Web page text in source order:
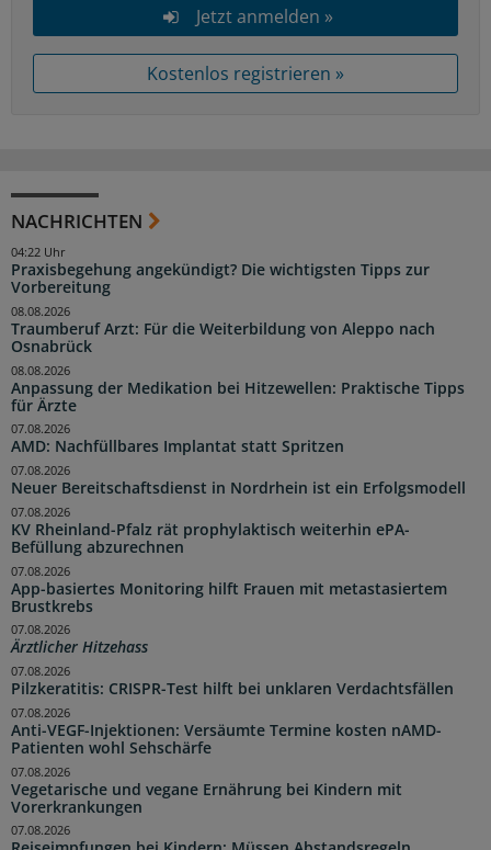
Jetzt anmelden »
Kostenlos registrieren »
NACHRICHTEN
Praxisbegehung angekündigt? Die wichtigsten Tipps zur
Vorbereitung
04:22 Uhr
Traumberuf Arzt: Für die Weiterbildung von Aleppo nach
Osnabrück
08.08.2026
Anpassung der Medikation bei Hitzewellen: Praktische Tipps
für Ärzte
08.08.2026
AMD: Nachfüllbares Implantat statt Spritzen
07.08.2026
Neuer Bereitschaftsdienst in Nordrhein ist ein Erfolgsmodell
07.08.2026
KV Rheinland-Pfalz rät prophylaktisch weiterhin ePA-
Befüllung abzurechnen
07.08.2026
App-basiertes Monitoring hilft Frauen mit metastasiertem
Brustkrebs
07.08.2026
Ärztlicher Hitzehass
07.08.2026
Pilzkeratitis: CRISPR-Test hilft bei unklaren Verdachtsfällen
07.08.2026
Anti-VEGF-Injektionen: Versäumte Termine kosten nAMD-
Patienten wohl Sehschärfe
07.08.2026
Vegetarische und vegane Ernährung bei Kindern mit
Vorerkrankungen
07.08.2026
07.08.2026